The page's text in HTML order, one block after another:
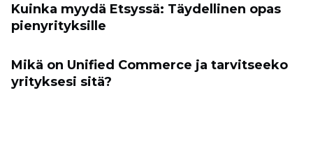
Kuinka myydä Etsyssä: Täydellinen opas
pienyrityksille
Mikä on Unified Commerce ja tarvitseeko
yrityksesi sitä?